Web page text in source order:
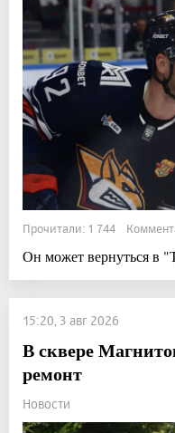
Прочитали: 1 744
Он может вернуться в
15:20, 3 авг 2026
В сквере
ремонт
Новости